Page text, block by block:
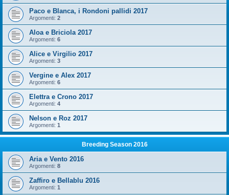
Paco e Blanca, i Rondoni pallidi 2017
Argomenti: 2
Aloa e Briciola 2017
Argomenti: 6
Alice e Virgilio 2017
Argomenti: 3
Vergine e Alex 2017
Argomenti: 6
Elettra e Crono 2017
Argomenti: 4
Nelson e Roz 2017
Argomenti: 1
Breeding Season 2016
Aria e Vento 2016
Argomenti: 8
Zaffiro e Bellablu 2016
Argomenti: 1